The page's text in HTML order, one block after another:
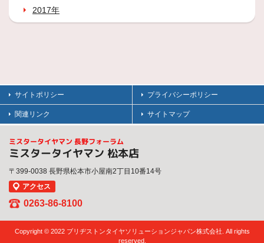
2017年
サイトポリシー プライバシーポリシー
関連リンク サイトマップ
ミスタータイヤマン 長野フォーラム
ミスタータイヤマン 松本店
〒399-0038 長野県松本市小屋南2丁目10番14号
アクセス
0263-86-8100
Copyright © 2022 ブリヂストンタイヤソリューションジャパン株式会社. All rights
reserved.